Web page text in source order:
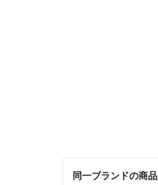
同一ブランドの商品